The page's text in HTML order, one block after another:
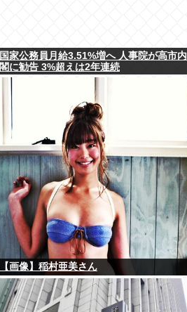
国家公務員月給3.51%増へ 人事院が高市内
閣に勧告 3%超えは2年連続
【画像】稲村亜美さん